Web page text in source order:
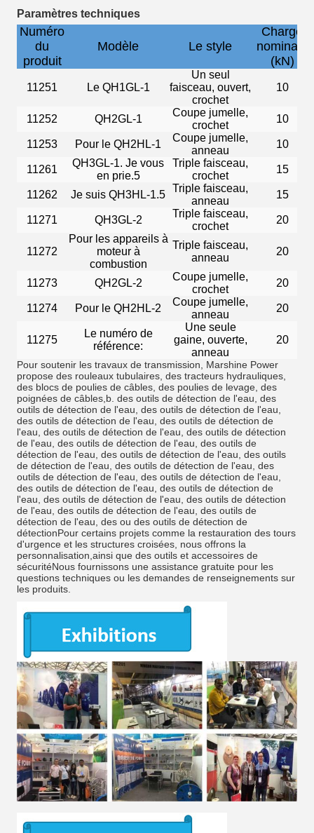
Paramètres techniques
Numéro
du
produit
Modèle Le style
Charge
nominale
(kN)
11251 Le QH1GL-1
Un seul
faisceau, ouvert,
crochet
10
11252 QH2GL-1
Coupe jumelle,
crochet
10
11253 Pour le QH2HL-1
Coupe jumelle,
anneau
10
11261
QH3GL-1. Je vous
en prie.5
Triple faisceau,
crochet
15
11262 Je suis QH3HL-1.5
Triple faisceau,
anneau
15
11271 QH3GL-2
Triple faisceau,
crochet
20
11272
Pour les appareils à
moteur à
combustion
Triple faisceau,
anneau
20
11273 QH2GL-2
Coupe jumelle,
crochet
20
11274 Pour le QH2HL-2
Coupe jumelle,
anneau
20
11275
Le numéro de
référence:
Une seule
gaine, ouverte,
anneau
20
Pour soutenir les travaux de transmission, Marshine Power
propose des rouleaux tubulaires, des tracteurs hydrauliques,
des blocs de poulies de câbles, des poulies de levage, des
poignées de câbles,b. des outils de détection de l'eau, des
outils de détection de l'eau, des outils de détection de l'eau,
des outils de détection de l'eau, des outils de détection de
l'eau, des outils de détection de l'eau, des outils de détection
de l'eau, des outils de détection de l'eau, des outils de
détection de l'eau, des outils de détection de l'eau, des outils
de détection de l'eau, des outils de détection de l'eau, des
outils de détection de l'eau, des outils de détection de l'eau,
des outils de détection de l'eau, des outils de détection de
l'eau, des outils de détection de l'eau, des outils de détection
de l'eau, des outils de détection de l'eau, des outils de
détection de l'eau, des ou des outils de détection de
détectionPour certains projets comme la restauration des tours
d'urgence et les structures croisées, nous offrons la
personnalisation,ainsi que des outils et accessoires de
sécuritéNous fournissons une assistance gratuite pour les
questions techniques ou les demandes de renseignements sur
les produits.